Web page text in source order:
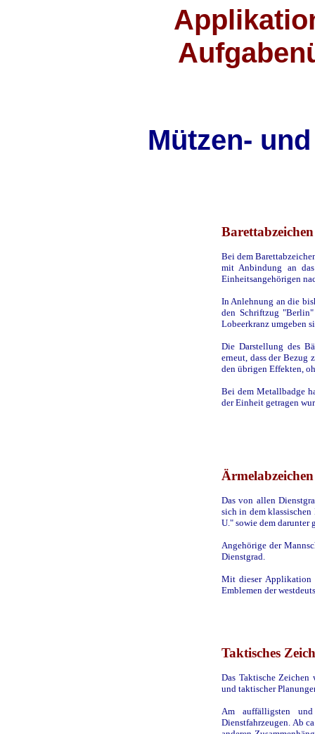
Mützen-
Barettabzeichen
Bei dem
mit Anbindung an
Einheitsangehörigen
In Anlehnung an die
den Schriftzug
Lobeerkranz umgeben
Die Darstellung des
erneut, dass der Bezug
den übrigen Effekten,
Bei dem Metallbadge
der Einheit getragen
Ärmelabzeichen
Das von allen
sich in dem
U." sowie dem darunter
Angehörige der
Dienstgrad.
Mit dieser Applikation
Emblemen der
Taktisches
Das Taktische
und taktischer
Am auffälligsten
Dienstfahrzeugen. Ab